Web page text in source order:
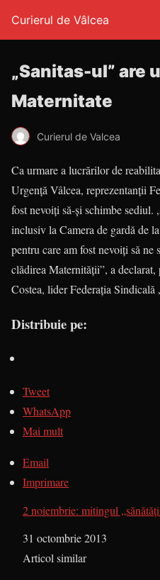
Curierul de Vâlcea
„Sanitas-ul” are
Maternitate
Curierul de Valcea
Ca urmare a lucrărilor de
Urgență Vâlcea, reprezentanții
fost nevoiți să-și schimbe
inclusiv la Camera de gardă de
pentru care am fost nevoiți să
clădirea Maternității”, a
Costea, lider Federația Sindicală
Distribuie pe:
Tweet
WhatsApp
Mai mult
Email
Imprimare
2 noiembrie: mitingul
Dată
31 octombrie 2013
În legătură cu
Articol similar